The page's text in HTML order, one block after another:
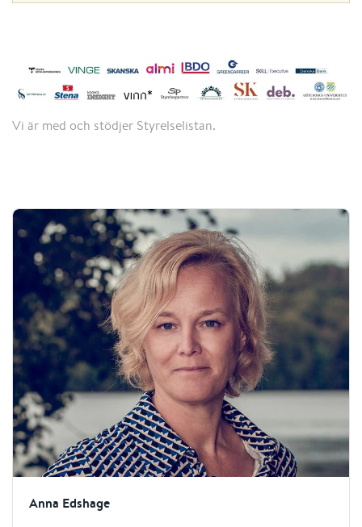
Anna Edshage
Vi är med och stödjer Styrelselistan.